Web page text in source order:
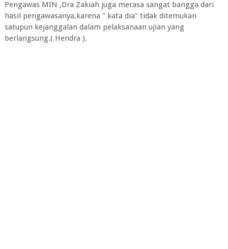
Pengawas MIN ,Dra Zakiah juga merasa sangat bangga dari
hasil pengawasanya,karena " kata dia" tidak ditemukan
satupun kejanggalan dalam pelaksanaan ujian yang
berlangsung.( Hendra ).